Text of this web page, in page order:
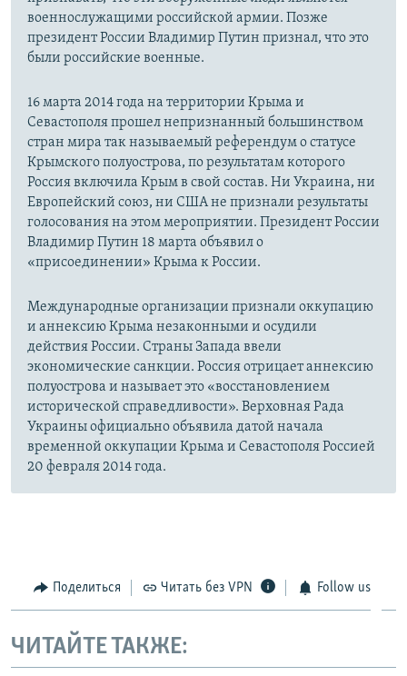
военнослужащими российской армии. Позже
президент России Владимир Путин признал, что это
были российские военные.
16 марта 2014 года на территории Крыма и
Севастополя прошел непризнанный большинством
стран мира так называемый референдум о статусе
Крымского полуострова, по результатам которого
Россия включила Крым в свой состав. Ни Украина, ни
Европейский союз, ни США не признали результаты
голосования на этом мероприятии. Президент России
Владимир Путин 18 марта объявил о
«присоединении» Крыма к России.
Международные организации признали оккупацию
и аннексию Крыма незаконными и осудили
действия России. Страны Запада ввели
экономические санкции. Россия отрицает аннексию
полуострова и называет это «восстановлением
исторической справедливости». Верховная Рада
Украины официально объявила датой начала
временной оккупации Крыма и Севастополя Россией
20 февраля 2014 года.
Поделиться Читать без VPN Follow us
ЧИТАЙТЕ ТАКЖЕ: